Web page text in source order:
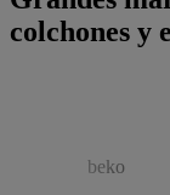
colchones y